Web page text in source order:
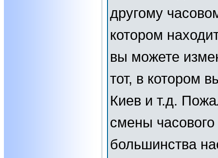
другому
котором
вы можете
тот, в котором
Киев и т.д.
смены
большинства